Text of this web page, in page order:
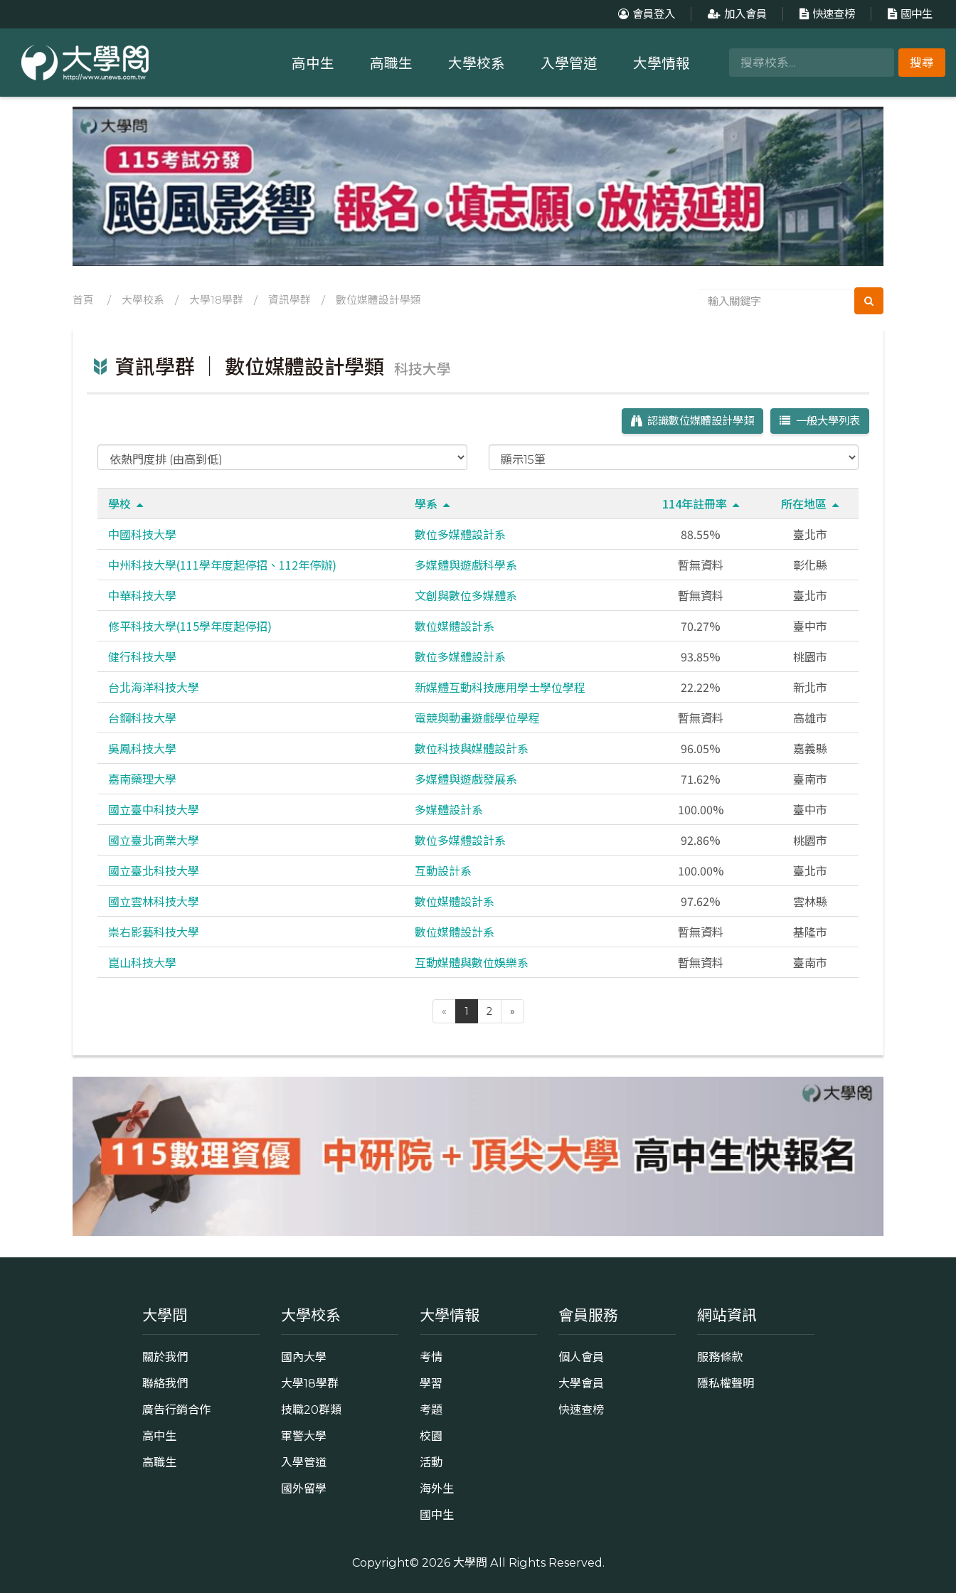
會員登入 加入會員 快速查榜 國中生
搜尋
高中生 高職生 大學校系 入學管道 大學情報
首頁 / 大學校系 / 大學18學群 / 資訊學群 / 數位媒體設計學類
資訊學群 ｜ 數位媒體設計學類 科技大學
一般大學列表
認識數位媒體設計學類
學校 學系 114年註冊率
所在地區
中國科技大學
數位多媒體設計系 88.55%
臺北市
中州科技大學(111學年度起停招、112年停辦)
多媒體與遊戲科學系 暫無資料
彰化縣
中華科技大學
文創與數位多媒體系 暫無資料
臺北市
修平科技大學(115學年度起停招)
數位媒體設計系 70.27%
臺中市
健行科技大學
數位多媒體設計系 93.85%
桃園市
台北海洋科技大學
新媒體互動科技應用學士學位學程 22.22%
新北市
台鋼科技大學
電競與動畫遊戲學位學程 暫無資料
高雄市
吳鳳科技大學
數位科技與媒體設計系 96.05%
嘉義縣
嘉南藥理大學
多媒體與遊戲發展系 71.62%
臺南市
國立臺中科技大學
多媒體設計系 100.00%
臺中市
國立臺北商業大學
數位多媒體設計系 92.86%
桃園市
國立臺北科技大學
互動設計系 100.00%
臺北市
國立雲林科技大學
數位媒體設計系 97.62%
雲林縣
崇右影藝科技大學
數位媒體設計系 暫無資料
基隆市
崑山科技大學
互動媒體與數位娛樂系 暫無資料 臺南市
« 1 2 »
大學問
關於我們
聯絡我們
廣告行銷合作
高中生
高職生
大學校系
國內大學
大學18學群
技職20群類
軍警大學
入學管道
國外留學
大學情報
考情
學習
考題
校園
活動
海外生
國中生
會員服務
個人會員
大學會員
快速查榜
網站資訊
服務條款
隱私權聲明
Copyright© 2026 大學問 All Rights Reserved.